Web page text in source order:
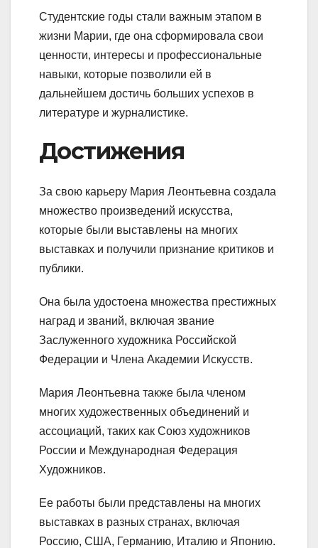
Студентские годы стали важным этапом в
жизни Марии, где она сформировала свои
ценности, интересы и профессиональные
навыки, которые позволили ей в
дальнейшем достичь больших успехов в
литературе и журналистике.
Достижения
За свою карьеру Мария Леонтьевна создала
множество произведений искусства,
которые были выставлены на многих
выставках и получили признание критиков и
публики.
Она была удостоена множества престижных
наград и званий, включая звание
Заслуженного художника Российской
Федерации и Члена Академии Искусств.
Мария Леонтьевна также была членом
многих художественных объединений и
ассоциаций, таких как Союз художников
России и Международная Федерация
Художников.
Ее работы были представлены на многих
выставках в разных странах, включая
Россию, США, Германию, Италию и Японию.